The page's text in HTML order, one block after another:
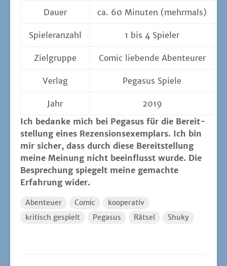
Dau­er ca. 60 Minu­ten (mehr­mals)
Spie­ler­an­zahl 1 bis 4 Spieler
Ziel­grup­pe Comic lie­ben­de Abenteurer
Ver­lag Pega­sus Spiele
Jahr
2019
Ich bedan­ke mich bei Pega­sus für die Bereit­
stel­lung eines Rezen­si­ons­exem­plars. Ich bin
mir sicher, dass durch die­se Bereit­stel­lung
mei­ne Mei­nung nicht beein­flusst wur­de. Die
Bespre­chung spie­gelt mei­ne gemach­te
Erfah­rung wider.
Abenteuer Comic
kooperativ
kritisch gespielt
Pegasus Rätsel Shuky